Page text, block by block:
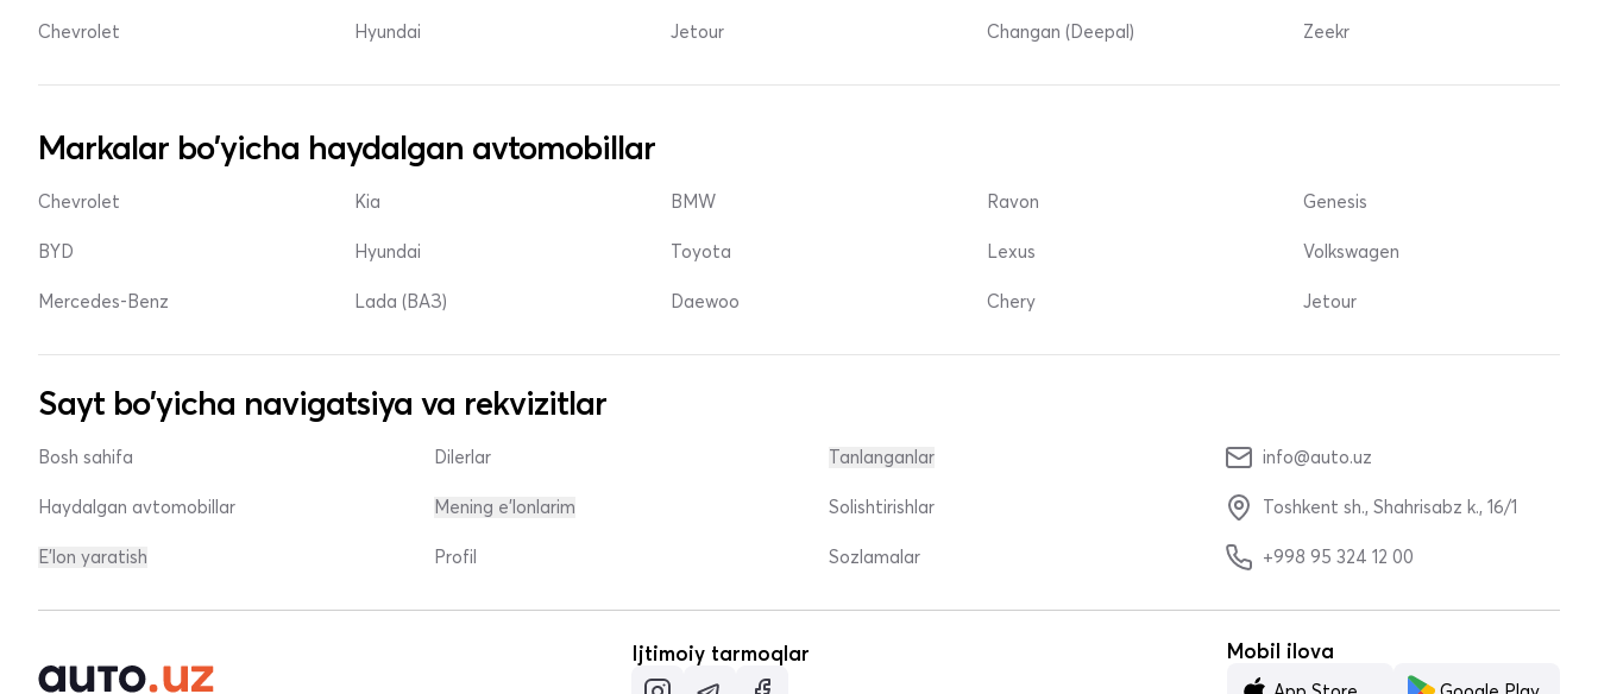
Chevrolet Hyundai Jetour Changan (Deepal) Zeekr
Markalar bo'yicha haydalgan avtomobillar
Chevrolet
BYD
Mercedes-Benz
Kia
Hyundai
Lada (ВАЗ)
BMW
Toyota
Daewoo
Ravon
Lexus
Chery
Genesis
Volkswagen
Jetour
Sayt bo'yicha navigatsiya va rekvizitlar
Bosh sahifa
Haydalgan avtomobillar
E'lon yaratish
Dilerlar
Mening e'lonlarim
Profil
Tanlanganlar
Solishtirishlar
Sozlamalar
info@auto.uz
Toshkent sh., Shahrisabz k., 16/1
+998 95 324 12 00
Ijtimoiy tarmoqlar Mobil ilova